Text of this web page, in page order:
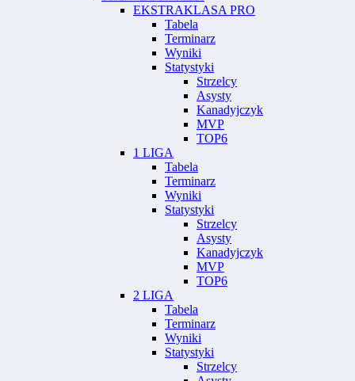
EKSTRAKLASA PRO
Tabela
Terminarz
Wyniki
Statystyki
Strzelcy
Asysty
Kanadyjczyk
MVP
TOP6
1 LIGA
Tabela
Terminarz
Wyniki
Statystyki
Strzelcy
Asysty
Kanadyjczyk
MVP
TOP6
2 LIGA
Tabela
Terminarz
Wyniki
Statystyki
Strzelcy